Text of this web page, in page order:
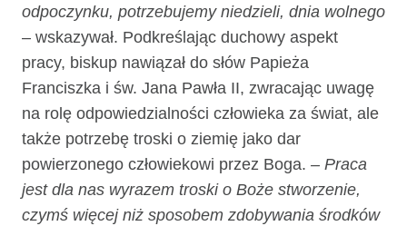
odpoczynku, potrzebujemy niedzieli, dnia wolnego
– wskazywał. Podkreślając duchowy aspekt
pracy, biskup nawiązał do słów Papieża
Franciszka i św. Jana Pawła II, zwracając uwagę
na rolę odpowiedzialności człowieka za świat, ale
także potrzebę troski o ziemię jako dar
powierzonego człowiekowi przez Boga. – Praca
jest dla nas wyrazem troski o Boże stworzenie,
czymś więcej niż sposobem zdobywania środków